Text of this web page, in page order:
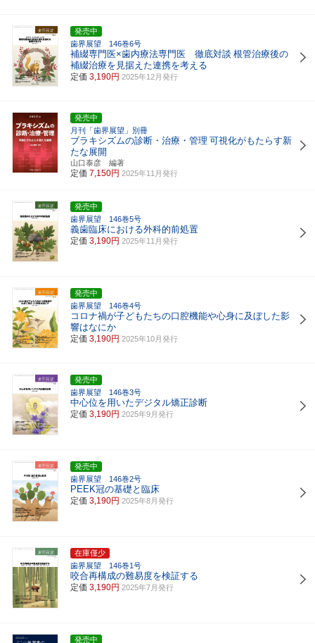
発売中
歯界展望 146巻6号
補綴専門医×歯内療法専門医 徹底対談 根管治療後の
補綴治療を見据えた連携を考える
定価 3,190円 2025年12月発行
発売中
月刊「歯界展望」別冊
ブラキシズムの診断・治療・管理 可視化がもたらす新
たな展開
山口泰彦 編著
定価 7,150円 2025年11月発行
発売中
歯界展望 146巻5号
義歯臨床における外科的前処置
定価 3,190円 2025年11月発行
発売中
歯界展望 146巻4号
コロナ禍が子どもたちの口腔機能や心身に及ぼした影
響はなにか
定価 3,190円 2025年10月発行
発売中
歯界展望 146巻3号
中心位を用いたデジタル矯正診断
定価 3,190円 2025年9月発行
発売中
歯界展望 146巻2号
PEEK冠の基礎と臨床
定価 3,190円 2025年8月発行
在庫僅少
歯界展望 146巻1号
咬合再構成の難易度を検証する
定価 3,190円 2025年7月発行
発売中